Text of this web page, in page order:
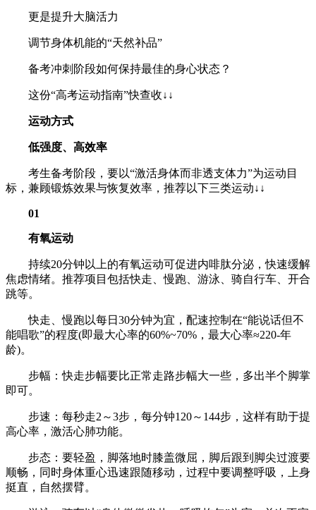
更是提升大脑活力
调节身体机能的“天然补品”
备考冲刺阶段如何保持最佳的身心状态？
这份“高考运动指南”快查收↓↓
运动方式
低强度、高效率
考生备考阶段，要以“激活身体而非透支体力”为运动目
标，兼顾锻炼效果与恢复效率，推荐以下三类运动↓↓
01
有氧运动
持续20分钟以上的有氧运动可促进内啡肽分泌，快速缓解
焦虑情绪。推荐项目包括快走、慢跑、游泳、骑自行车、开合
跳等。
快走、慢跑以每日30分钟为宜，配速控制在“能说话但不
能唱歌”的程度(即最大心率的60%~70%，最大心率≈220-年
龄)。
步幅：快走步幅要比正常走路步幅大一些，多出半个脚掌
即可。
步速：每秒走2～3步，每分钟120～144步，这样有助于提
高心率，激活心肺功能。
步态：要轻盈，脚落地时膝盖微屈，脚后跟到脚尖过渡要
顺畅，同时身体重心迅速跟随移动，过程中要调整呼吸，上身
挺直，自然摆臂。